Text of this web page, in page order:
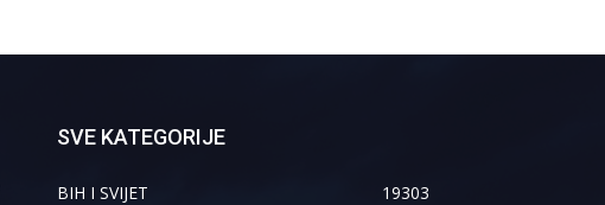
SVE KATEGORIJE
BIH I SVIJET
19303